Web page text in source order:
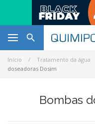

Início Tratamento da água
doseadoras Dosim
Bombas